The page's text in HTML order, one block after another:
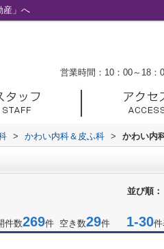
産」へ
営業時間：10：00～18：
> かわい内科＆皮ふ科 > かわい内
並び順：
件数269件 空き数29件 1-30